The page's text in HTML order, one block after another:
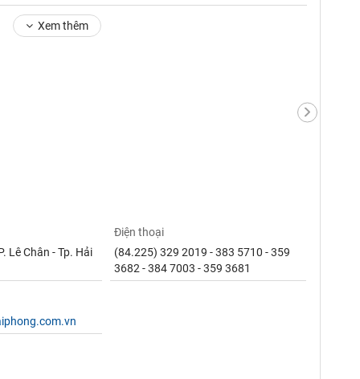
Xem thêm
Lê Chân - Tp. Hải
Điện thoại
(84.225) 329 2019 - 383 5710 - 359
3682 - 384 7003 - 359 3681